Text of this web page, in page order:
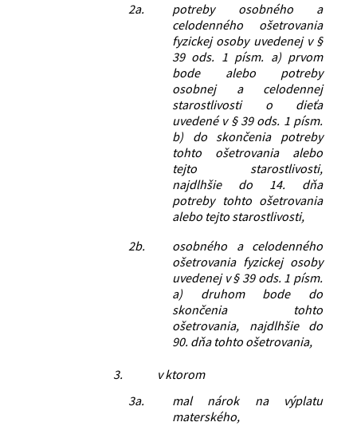
2a.
potreby osobného a
celodenného ošetrovania
fyzickej osoby uvedenej v §
39 ods. 1 písm. a) prvom
bode alebo potreby
osobnej a celodennej
starostlivosti o dieťa
uvedené v § 39 ods. 1 písm.
b) do skončenia potreby
tohto ošetrovania alebo
tejto starostlivosti,
najdlhšie do 14. dňa
potreby tohto ošetrovania
alebo tejto starostlivosti,
2b.
osobného a celodenného
ošetrovania fyzickej osoby
uvedenej v § 39 ods. 1 písm.
a) druhom bode do
skončenia tohto
ošetrovania, najdlhšie do
90. dňa tohto ošetrovania,
3.
v ktorom
3a.
mal nárok na výplatu
materského,